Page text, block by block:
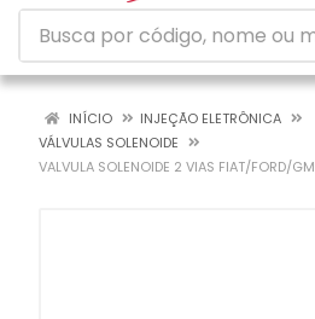
INÍCIO
INJEÇÃO ELETRÔNICA
VÁLVULAS SOLENOIDE
VALVULA SOLENOIDE 2 VIAS FIAT/FORD/GM